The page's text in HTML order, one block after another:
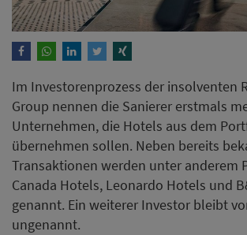
Im Investorenprozess der insolventen
Group nennen die Sanierer erstmals
Unternehmen, die Hotels aus dem
übernehmen sollen. Neben bereits
Transaktionen werden unter anderem
Canada Hotels, Leonardo Hotels und
genannt. Ein weiterer Investor bleibt
ungenannt.